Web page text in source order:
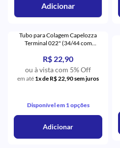
Adicionar
Tubo para Colagem Capelozza
Terminal 022" (34/44 com
R$ 22,90
ou à vista com 5% Off
em até 1x de R$ 22,90 sem juros
Disponível em 1 opções
Adicionar